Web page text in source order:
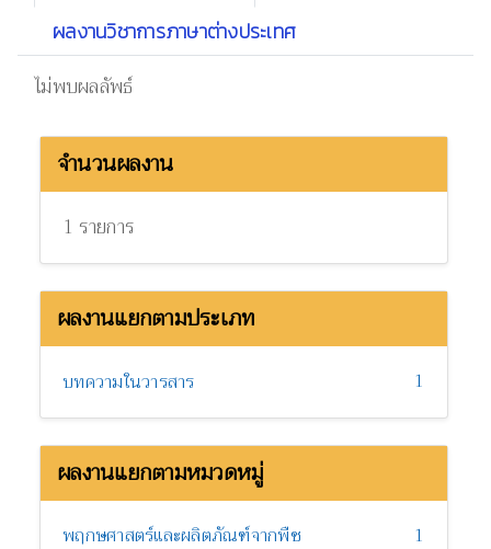
ผลงานวิชาการภาษาต่างประเทศ
ไม่พบผลลัพธ์
จำนวนผลงาน
1 รายการ
ผลงานแยกตามประเภท
บทความในวารสาร 1
ผลงานแยกตามหมวดหมู่
พฤกษศาสตร์และผลิตภัณฑ์จากพืช 1